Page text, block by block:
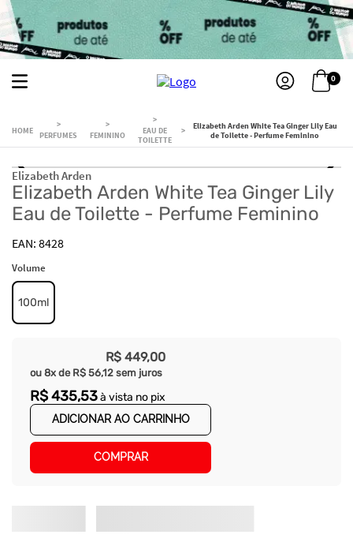
0
PERFUMES FEMININO
EAU DE
TOILETTE
Elizabeth Arden White Tea Ginger Lily Eau
de Toilette - Perfume Feminino
Elizabeth Arden
Elizabeth Arden White Tea Ginger Lily
Eau de Toilette - Perfume Feminino
8428
Volume
100ml
R$ 449,00
ou 8x de R$ 56,12 sem juros
R$435,53à vista no pix
ADICIONAR AO CARRINHO
COMPRAR